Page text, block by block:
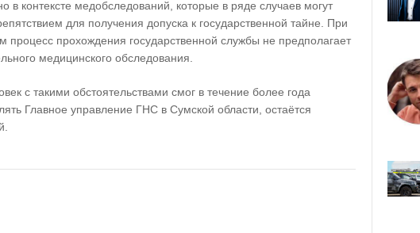
в контексте медобследований, которые в ряде случаев могут
для получения допуска к государственной тайне. При
процесс прохождения государственной службы не предполагает
медицинского обследования.
с такими обстоятельствами смог в течение более года
Главное управление ГНС в Сумской области, остаётся